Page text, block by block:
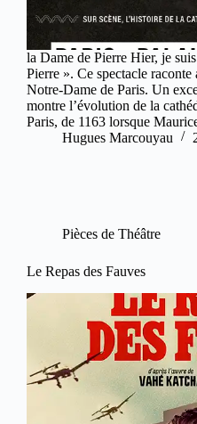
la Dame de Pierre Hier, je
Pierre ». Ce spectacle
Notre-Dame de Paris. Un
montre l’évolution de la
Paris, de 1163 lorsque
Hugues Marcouyau
Pièces de Théâtre
Le Repas des Fauves